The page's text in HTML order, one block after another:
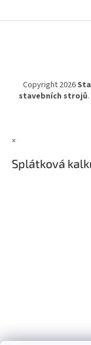
Copyright 2026
stavebních strojů
×
Splátková